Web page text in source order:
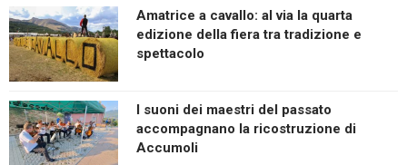
Amatrice a cavallo: al via la quarta
edizione della fiera tra tradizione e
spettacolo
I suoni dei maestri del passato
accompagnano la ricostruzione di
Accumoli